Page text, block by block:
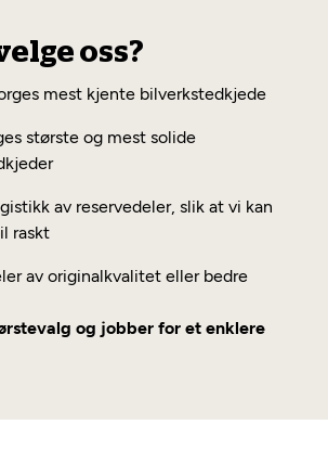
oss?
mest kjente bilverkstedkjede
største og mest solide
av reservedeler, slik at vi kan
raskt
av originalkvalitet eller bedre
og jobber for et enklere